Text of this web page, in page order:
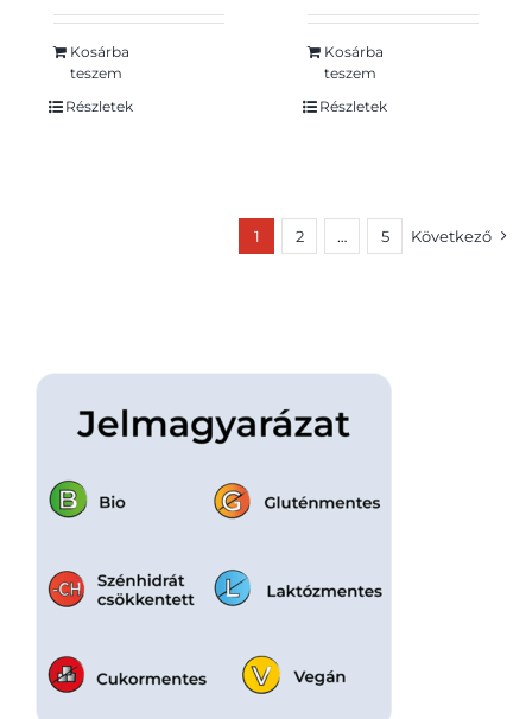
Kosárba
teszem
Részletek
Kosárba
teszem
Részletek
1 2 … 5 Következő